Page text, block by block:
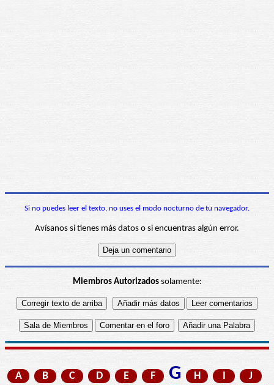
Si no puedes leer el texto, no uses el modo nocturno de tu navegador.
Avísanos si tienes más datos o si encuentras algún error.
Miembros Autorizadossolamente:
A B C D E F G H I
J